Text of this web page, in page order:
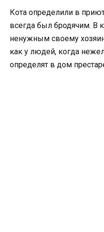
Кота определили в
всегда был бродячим. В
ненужным своему
как у людей, когда
определят в дом